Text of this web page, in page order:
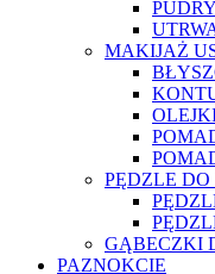
PUDRY
MAKIJAŻ
PĘDZLE
GĄBECZKI
PAZNOKCIE